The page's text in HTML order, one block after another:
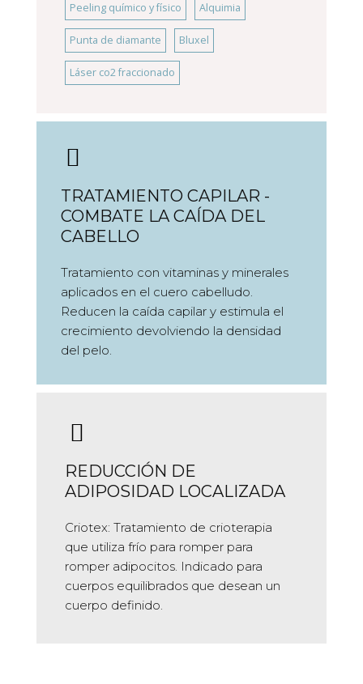
REDUCCIÓN DE
ADIPOSIDAD LOCALIZADA
Criotex: Tratamiento de crioterapia
que utiliza frío para romper para
romper adipocitos. Indicado para
cuerpos equilibrados que desean un
cuerpo definido.
TRATAMIENTO CAPILAR -
COMBATE LA CAÍDA DEL
CABELLO
Tratamiento con vitaminas y minerales
aplicados en el cuero cabelludo.
Reducen la caída capilar y estimula el
crecimiento devolviendo la densidad
del pelo.
Peeling químico y físico Alquimia
Punta de diamante Bluxel
Láser co2 fraccionado